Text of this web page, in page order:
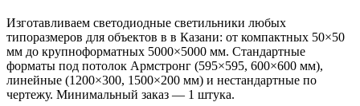
Изготавливаем светодиодные светильники любых
типоразмеров для объектов в в Казани: от компактных 50×50
мм до крупноформатных 5000×5000 мм. Стандартные
форматы под потолок Армстронг (595×595, 600×600 мм),
линейные (1200×300, 1500×200 мм) и нестандартные по
чертежу. Минимальный заказ — 1 штука.